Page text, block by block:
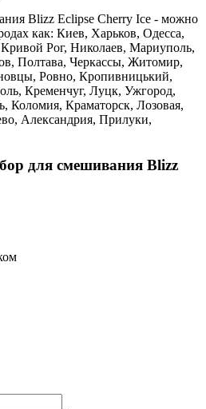
Blizz Eclipse Cherry Ice - можно
как: Киев, Харьков, Одесса,
Рог, Николаев, Мариуполь,
Полтава, Черкассы, Житомир,
Ровно, Кропивницький,
Кременчуг, Луцк, Ужгород,
Коломия, Краматорск, Лозовая,
Александрия, Прилуки,
для смешивания Blizz